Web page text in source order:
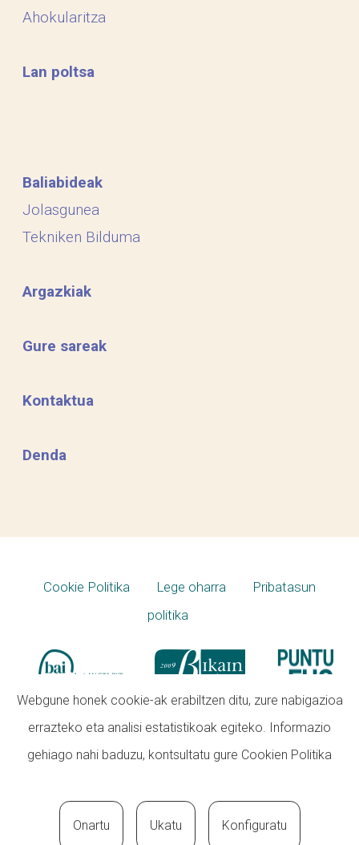
Ahokularitza
Lan poltsa
Baliabideak
Jolasgunea
Tekniken Bilduma
Argazkiak
Gure sareak
Kontaktua
Denda
Cookie Politika Lege oharra
Pribatasun
politika
Webgune honek cookie-ak erabiltzen ditu, zure nabigazioa
errazteko eta analisi estatistikoak egiteko. Informazio
gehiago nahi baduzu, kontsultatu gure Cookien Politika
Onartu Ukatu Konfiguratu